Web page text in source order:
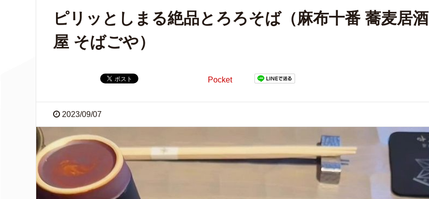
ピリッとしまる絶品とろろそば（麻布十番 蕎麦居酒
屋 そばごや）
Pocket
2023/09/07